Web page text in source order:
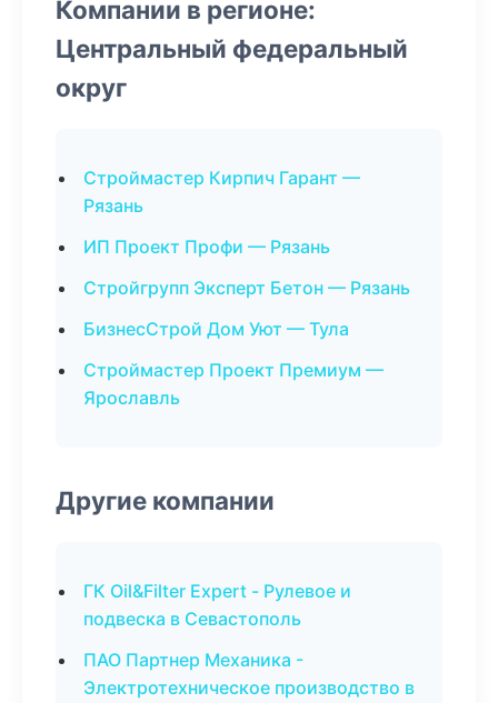
Компании в регионе:
Центральный федеральный
округ
Строймастер Кирпич Гарант —
Рязань
ИП Проект Профи — Рязань
Стройгрупп Эксперт Бетон — Рязань
БизнесСтрой Дом Уют — Тула
Строймастер Проект Премиум —
Ярославль
Другие компании
ГК Oil&Filter Expert - Рулевое и
подвеска в Севастополь
ПАО Партнер Механика -
Электротехническое производство в